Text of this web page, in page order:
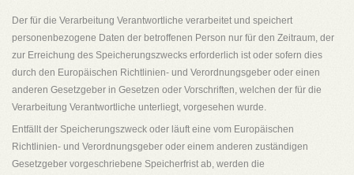
Der für die Verarbeitung Verantwortliche verarbeitet und speichert
personenbezogene Daten der betroffenen Person nur für den Zeitraum, der
zur Erreichung des Speicherungszwecks erforderlich ist oder sofern dies
durch den Europäischen Richtlinien- und Verordnungsgeber oder einen
anderen Gesetzgeber in Gesetzen oder Vorschriften, welchen der für die
Verarbeitung Verantwortliche unterliegt, vorgesehen wurde.
Entfällt der Speicherungszweck oder läuft eine vom Europäischen
Richtlinien- und Verordnungsgeber oder einem anderen zuständigen
Gesetzgeber vorgeschriebene Speicherfrist ab, werden die